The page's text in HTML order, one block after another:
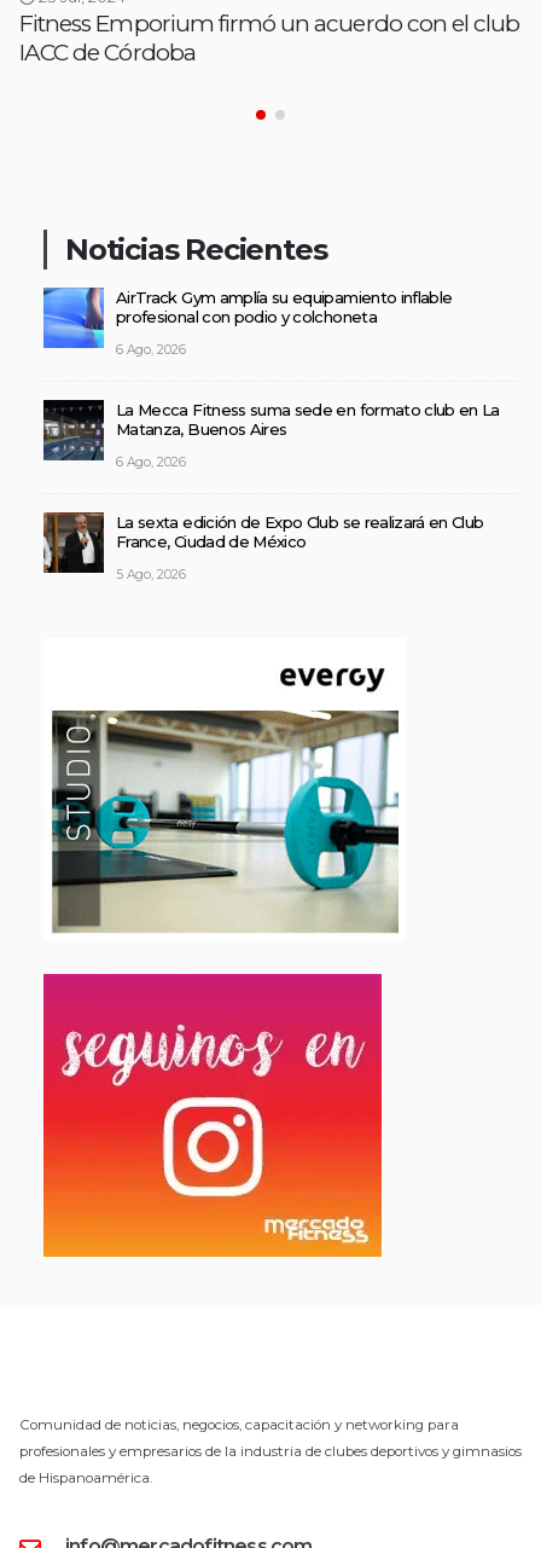
Fitness Emporium firmó un acuerdo con el club
IACC de Córdoba
Noticias Recientes
AirTrack Gym amplía su equipamiento inflable
profesional con podio y colchoneta
6 Ago, 2026
La Mecca Fitness suma sede en formato club en La
Matanza, Buenos Aires
6 Ago, 2026
La sexta edición de Expo Club se realizará en Club
France, Ciudad de México
5 Ago, 2026
Comunidad de noticias, negocios, capacitación y networking para
profesionales y empresarios de la industria de clubes deportivos y gimnasios
de Hispanoamérica.